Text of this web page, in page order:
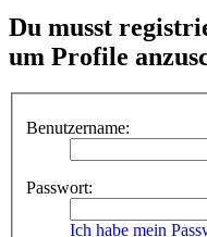
Du musst
um Profile
Benutzername:
Passwort:
Ich habe mein